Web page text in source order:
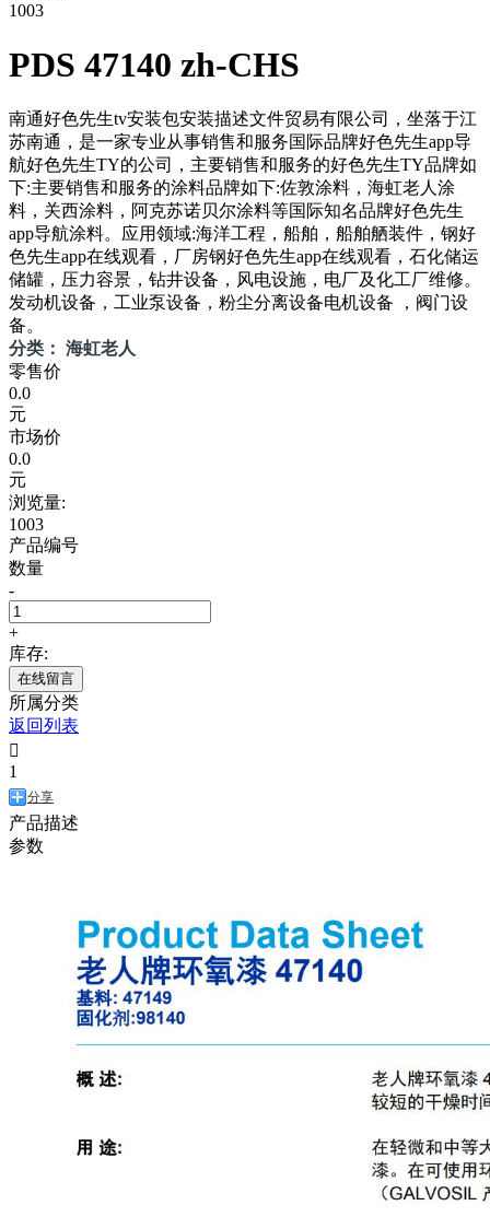
1003
PDS 47140 zh-CHS
南通好色先生tv安装包安装描述文件贸易有限公司，坐落于江
苏南通，是一家专业从事销售和服务国际品牌好色先生app导
航好色先生TY的公司，主要销售和服务的好色先生TY品牌如
下:主要销售和服务的涂料品牌如下:佐敦涂料，海虹老人涂
料，关西涂料，阿克苏诺贝尔涂料等国际知名品牌好色先生
app导航涂料。应用领域:海洋工程，船舶，船舶舾装件，钢好
色先生app在线观看，厂房钢好色先生app在线观看，石化储运
储罐，压力容景，钻井设备，风电设施，电厂及化工厂维修。
发动机设备，工业泵设备，粉尘分离设备电机设备 ，阀门设
备。
分类： 海虹老人
零售价
0.0
元
市场价
0.0
元
浏览量:
1003
产品编号
数量
-
+
库存:
在线留言
所属分类
返回列表

1
分享
产品描述
参数